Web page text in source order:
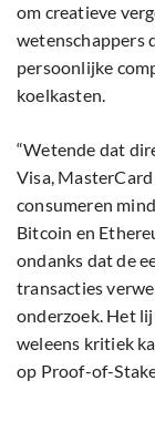
om creatieve
wetenschappers
persoonlijke
koelkasten.
“Wetende dat
Visa,
consumeren
Bitcoin en
ondanks dat de
transacties
onderzoek. Het
weleens kritiek
op Proof-of-